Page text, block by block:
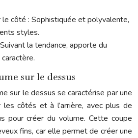
le côté : Sophistiquée et polyvalente,
styles.
la tendance, apporte du
sur le dessus
sur le dessus se caractérise par une
côtés et à l’arrière, avec plus de
pour créer du volume. Cette coupe
fins, car elle permet de créer une